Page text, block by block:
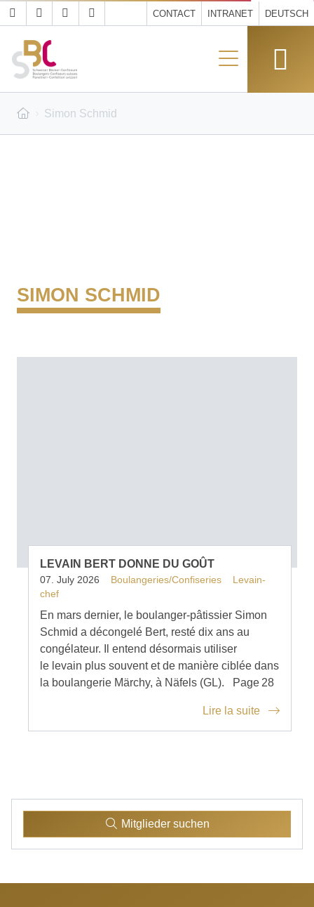
CONTACT INTRANET DEUTSCH
Simon Schmid
SIMON SCHMID
LEVAIN BERT DONNE DU GOÛT
07. July 2026 Boulangeries/Confiseries
Levain-
chef
En mars dernier, le boulanger-pâtissier Simon
Schmid a décongelé Bert, resté dix ans au
congélateur. Il entend désormais utiliser
le levain plus souvent et de manière ciblée dans
la boulangerie Märchy, à Näfels (GL). Page 28
Lire la suite
Mitglieder suchen